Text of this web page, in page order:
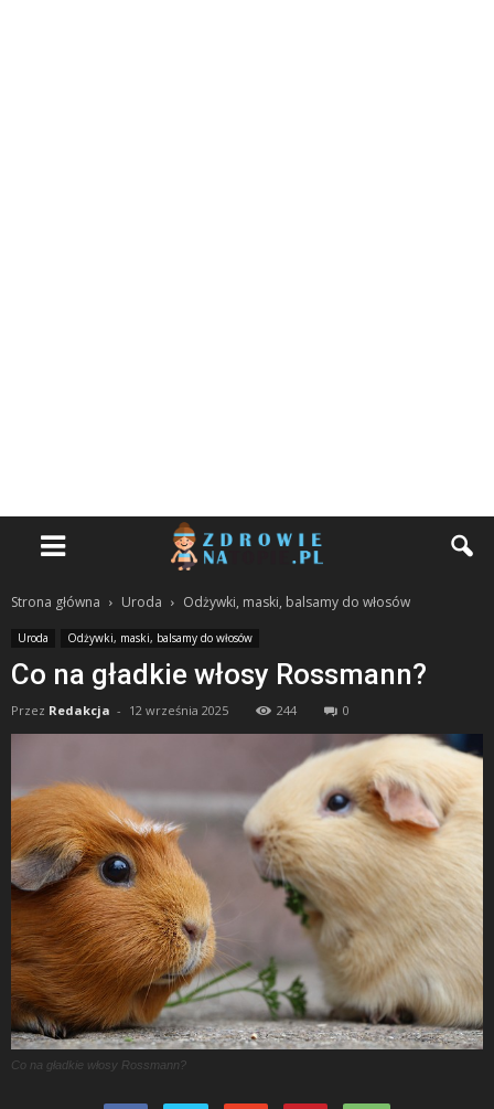
Strona główna Uroda Odżywki, maski, balsamy do włosów
Uroda Odżywki, maski, balsamy do włosów
Co na gładkie włosy Rossmann?
Przez Redakcja - 12 września 2025 244 0
Co na gładkie włosy Rossmann?